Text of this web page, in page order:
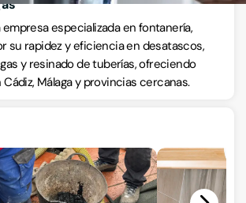
empresa especializada en fontanería,
su rapidez y eficiencia en desatascos,
y resinado de tuberías, ofreciendo
Málaga y provincias cercanas.